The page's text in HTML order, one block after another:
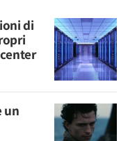
di
un